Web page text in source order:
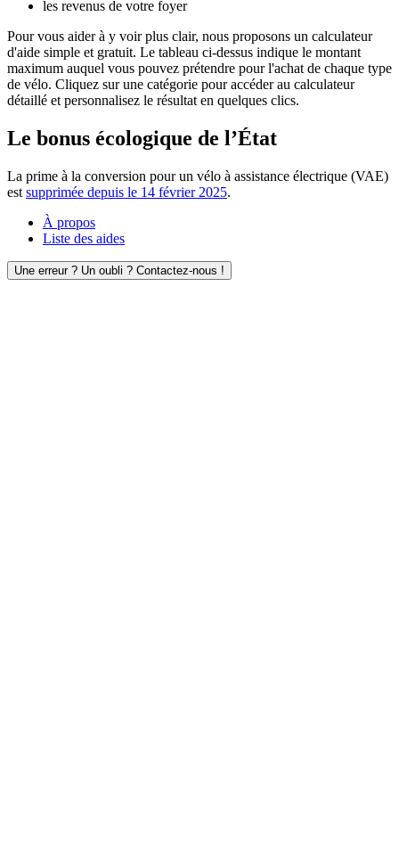
les revenus de votre foyer
Pour vous aider à y voir plus clair, nous proposons un calculateur
d'aide simple et gratuit. Le tableau ci-dessus indique le montant
maximum auquel vous pouvez prétendre pour l'achat de chaque type
de vélo. Cliquez sur une catégorie pour accéder au calculateur
détaillé et personnalisez le résultat en quelques clics.
Le bonus écologique de l’État
La prime à la conversion pour un vélo à assistance électrique (VAE)
est supprimée depuis le 14 février 2025.
À propos
Liste des aides
Une erreur ? Un oubli ? Contactez-nous !